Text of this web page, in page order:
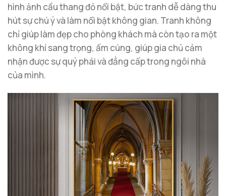
hình ảnh cầu thang đỏ nổi bật, bức tranh dễ dàng thu
hút sự chú ý và làm nổi bật không gian. Tranh không
chỉ giúp làm đẹp cho phòng khách mà còn tạo ra một
không khí sang trọng, ấm cúng, giúp gia chủ cảm
nhận được sự quý phái và đẳng cấp trong ngôi nhà
của mình.